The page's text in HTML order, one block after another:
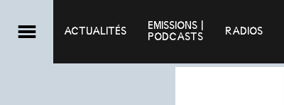
ACTUALITÉS
EMISSIONS |
PODCASTS
RADIOS